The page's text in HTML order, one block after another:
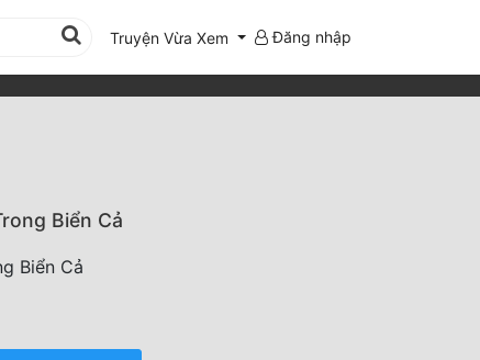
Truyện Vừa Xem Đăng nhập
Biển Cả
Biển Cả